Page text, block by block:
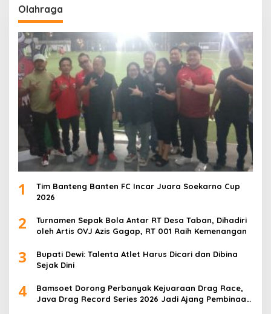
Olahraga
1
Tim Banteng Banten FC Incar Juara Soekarno Cup
2026
2
Turnamen Sepak Bola Antar RT Desa Taban, Dihadiri
oleh Artis OVJ Azis Gagap, RT 001 Raih Kemenangan
3
Bupati Dewi: Talenta Atlet Harus Dicari dan Dibina
Sejak Dini
4
Bamsoet Dorong Perbanyak Kejuaraan Drag Race,
Java Drag Record Series 2026 Jadi Ajang Pembinaan